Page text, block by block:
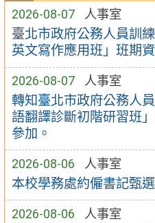
2026-08-07 人事室
臺北市政府公務人員訓
英文寫作應用班」班期
2026-08-07 人事室
轉知臺北市政府公務人
語翻譯診斷初階研習班
參加。
2026-08-06 人事室
本校學務處約僱書記甄
2026-08-06 人事室